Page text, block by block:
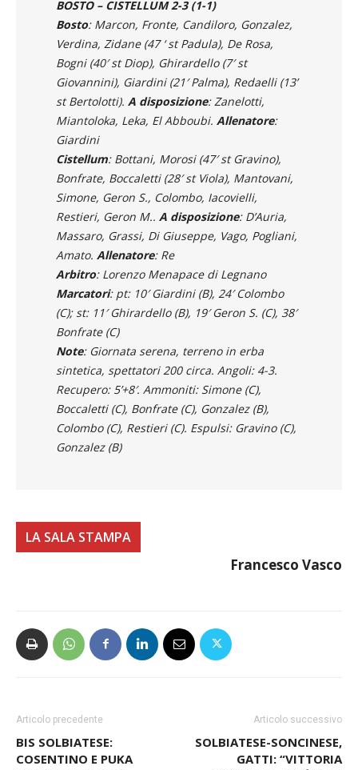
Bosto: Marcon, Fronte, Candiloro, Gonzalez,
Verdina, Zidane (47 ‘ st Padula), De Rosa,
Bogni (40′ st Diop), Ghirardello (7′ st
Giovannini), Giardini (21′ Palma), Redaelli (13’
st Bertolotti).A disposizione: Zanelotti,
Miantoloka, Leka, El Abboubi.Allenatore
Giardini
Cistellum
Bonfrate, Boccaletti (28′ st Viola), Mantovani,
Simone, Geron S., Colombo, Iacovielli,
Restieri, Geron M..A disposizione: D’Auria,
Massaro, Grassi, Di Giuseppe, Vago, Pogliani,
Amato.Allenatore: Re
Arbitro : Lorenzo Menapace di Legnano
Marcatori: pt: 10′ Giardini (B), 24′ Colombo
(C); st: 11′ Ghirardello (B), 19′ Geron S. (C), 38′
Bonfrate (C)
Note: Giornata serena, terreno in erba
sintetica, spettatori 200 circa. Angoli: 4-3.
Recupero: 5’+8′. Ammoniti: Simone (C),
Boccaletti (C), Bonfrate (C), Gonzalez (B),
Colombo (C), Restieri (C). Espulsi: Gravino (C),
Gonzalez (B)
LA SALA STAMPA
BIS SOLBIATESE:
COSENTINO E PUKA
STENDONO 2-0 LA
SOLBIATESE-SONCINESE,
GATTI: “VITTORIA
MERITATA, SARÀ UNA